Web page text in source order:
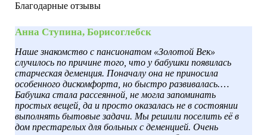
Благодарные отзывы
Анна Ступина, Борисоглебск
Наше знакомство с пансионатом «Золотой Век»
случилось по причине того, что у бабушки появилась
старческая деменция. Поначалу она не приносила
особенного дискомфорта, но быстро развивалась.
Бабушка стала рассеянной, не могла запоминать
простых вещей, да и просто оказалась не в состоянии
выполнять бытовые задачи. Мы решили поселить её в
дом престарелых для больных с деменцией. Очень